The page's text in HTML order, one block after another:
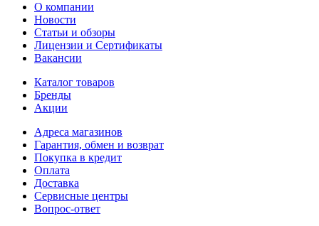
О компании
Новости
Статьи и обзоры
Лицензии и Сертификаты
Вакансии
Каталог товаров
Бренды
Акции
Адреса магазинов
Гарантия, обмен и возврат
Покупка в кредит
Оплата
Доставка
Сервисные центры
Вопрос-ответ